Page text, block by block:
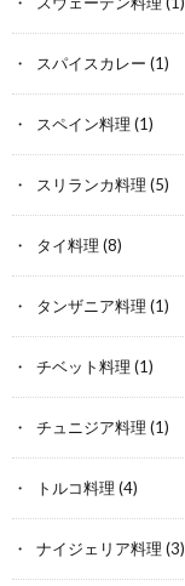
スパイスカレー (1)
スペイン料理 (1)
スリランカ料理 (5)
タイ料理 (8)
タンザニア料理 (1)
チベット料理 (1)
チュニジア料理 (1)
トルコ料理 (4)
ナイジェリア料理 (3)